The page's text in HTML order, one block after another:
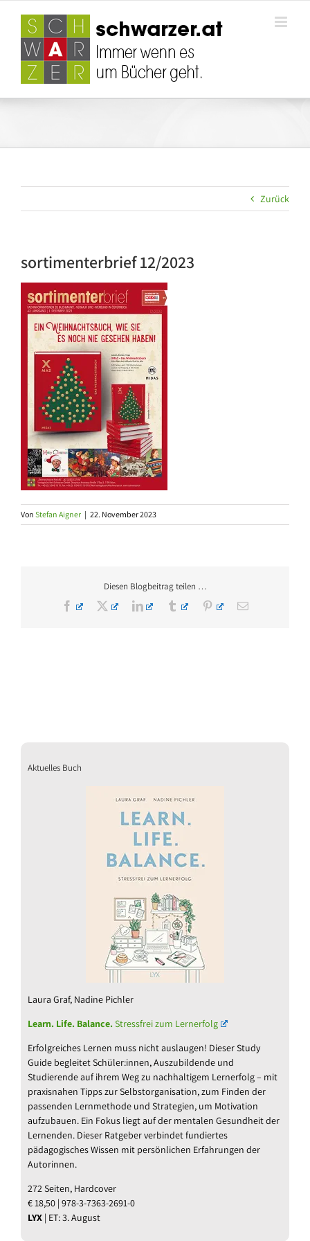
springen
Zurück
sortimenterbrief 12/2023
Von Stefan Aigner | 22. November 2023
Diesen Blogbeitrag teilen …
Facebook
X LinkedInTumblr PinterestE-
Aktuelles Buch
Laura Graf, Nadine Pichler
Learn. Life. Balance.Stressfrei zum Lernerfolg
Erfolgreiches Lernen muss nicht auslaugen! Dieser Study
Guide begleitet Schüler:innen, Auszubildende und
Studierende auf ihrem Weg zu nachhaltigem Lernerfolg – mit
praxisnahen Tipps zur Selbstorganisation, zum Finden der
passenden Lernmethode und Strategien, um Motivation
aufzubauen. Ein Fokus liegt auf der mentalen Gesundheit der
Lernenden. Dieser Ratgeber verbindet fundiertes
pädagogisches Wissen mit persönlichen Erfahrungen der
Autorinnen.
272 Seiten, Hardcover
€ 18,50 | 978-3-7363-2691-0
LYX | ET: 3. August